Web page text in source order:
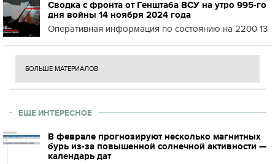
Сводка с фронта от Генштаба ВСУ на утро 995-го
дня войны 14 ноября 2024 года
Оперативная информация по состоянию на 2200 13
БОЛЬШЕ МАТЕРИАЛОВ
ЕЩЕ ИНТЕРЕСНОЕ
В феврале прогнозируют несколько магнитных
бурь из-за повышенной солнечной активности —
календарь дат